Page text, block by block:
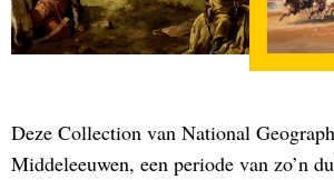
Deze Collection van National
Middeleeuwen, een periode van zo’n